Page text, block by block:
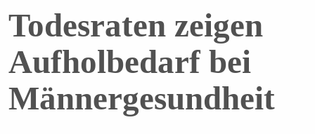
Todesraten zeigen
Aufholbedarf bei
Männergesundheit